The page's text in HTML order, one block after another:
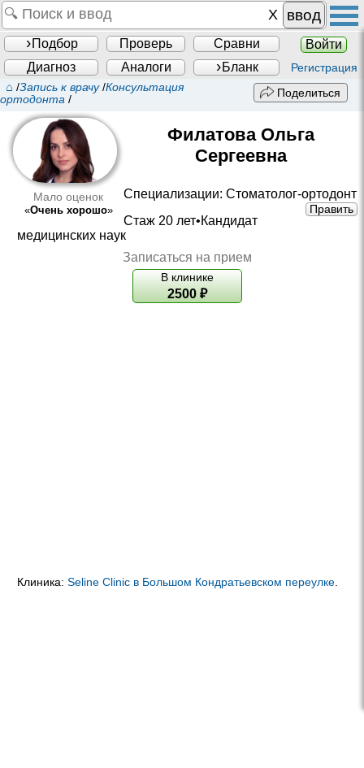
ввод
Подбор Проверь Сравни
Войти
Диагноз
Аналоги Бланк Регистрация
⌂ /Запись к врачу/Консультация
ортодонта /
Поделиться
Мало оценок
«Очень хорошо»
Филатова Ольга
Сергеевна
Специализации: Стоматолог-ортодонт
Править
Стаж 20 лет•Кандидат
медицинских наук
Записаться на прием
В клинике
2500 ₽
Клиника: Seline Clinic в Большом Кондратьевском переулке.